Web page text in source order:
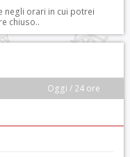
negli orari in cui potrei
chiuso..
Oggi / 24 ore